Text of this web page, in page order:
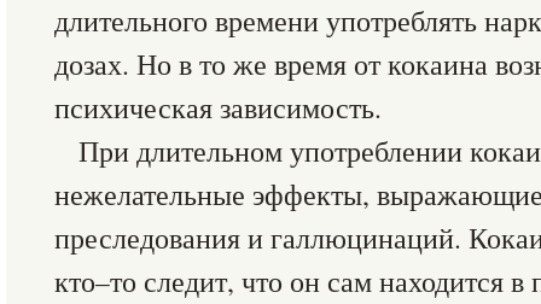
длительного времени употреблять
дозах. Но в то же время от кокаина
психическая зависимость.
При длительном употреблении
нежелательные эффекты,
преследования и галлюцинаций.
кто–то следит, что он сам находится